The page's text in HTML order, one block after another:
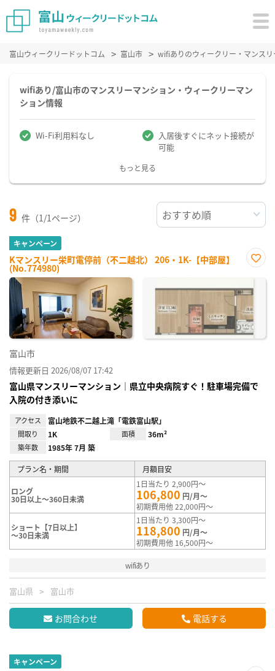
富山ウィークリードットコム 富山市 wifiありのウィークリー・マンス
wifiあり/富山市のマンスリーマンション・ウィークリーマン
ション情報
Wi-Fi利用料なし
入居後すぐにネット接続が
可能
もっと見る
9 件（1/1ページ）
キャンペーン
Kマンスリー栄町電停前（不二越北） 206・1K-【中部屋】
(No.774980)
に入
り登
録
富山市
情報更新日 2026/08/07 17:42
富山県マンスリーマンション｜県立中央病院すぐ！駐車場完備で
入院の付き添いに
アクセス 富山地鉄不二越上滝「電鉄富山駅」
間取り 1K 面積 36m²
築年数 1985年 7月 築
プラン名・期間 月額目安
ロング
30日以上～360日未満
1日当たり 2,900円～
106,800 円/月～
初期費用他 22,000円～
ショート【7日以上】
～30日未満
1日当たり 3,300円～
118,800 円/月～
初期費用他 16,500円～
wifiあり
富山県 富山市
お問合わせ 電話する
キャンペーン